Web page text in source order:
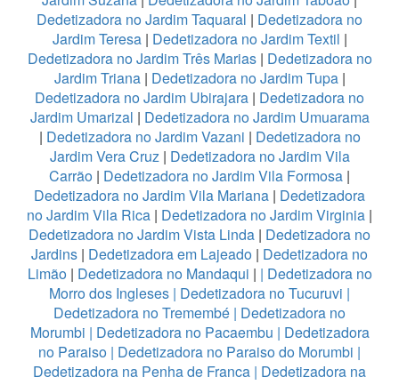
Dedetizadora no Jardim Taquaral | Dedetizadora no
Jardim Teresa| Dedetizadora no Jardim Textil |
Dedetizadora no Jardim Três Marias| Dedetizadora no
Jardim Triana| Dedetizadora no Jardim Tupa|
Dedetizadora no Jardim Ubirajara | Dedetizadora no
Jardim Umarizal | Dedetizadora no Jardim Umuarama
| Dedetizadora no Jardim Vazani | Dedetizadora no
Jardim Vera Cruz| Dedetizadora no Jardim Vila
Carrão | Dedetizadora no Jardim Vila Formosa |
Dedetizadora no Jardim Vila Mariana | Dedetizadora
no Jardim Vila Rica | Dedetizadora no Jardim Virginia |
Dedetizadora no Jardim Vista Linda | Dedetizadora no
Jardins | Dedetizadora em Lajeado | Dedetizadora no
Limão| Dedetizadora no Mandaqui | | Dedetizadora no
Morro dos Ingleses | Dedetizadora no Tucuruvi |
Dedetizadora no Tremembé | Dedetizadora no
Morumbi | Dedetizadora no Pacaembu | Dedetizadora
no Paraiso | Dedetizadora no Paraiso do Morumbi |
Dedetizadora na Penha de Franca | Dedetizadora na